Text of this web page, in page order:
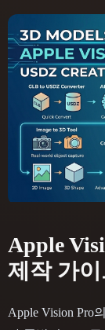
Industrial
Minimalist
Pixel Art
Voxel
Apple
제작 가
Apple Vision Pro